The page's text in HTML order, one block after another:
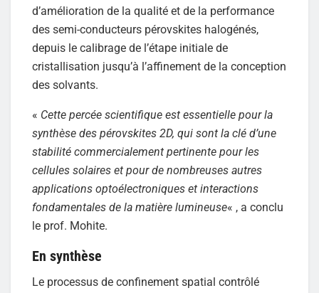
d’amélioration de la qualité et de la performance
des semi-conducteurs pérovskites halogénés,
depuis le calibrage de l’étape initiale de
cristallisation jusqu’à l’affinement de la conception
des solvants.
« Cette percée scientifique est essentielle pour la
synthèse des pérovskites 2D, qui sont la clé d’une
stabilité commercialement pertinente pour les
cellules solaires et pour de nombreuses autres
applications optoélectroniques et interactions
fondamentales de la matière lumineuse« , a conclu
le prof. Mohite.
En synthèse
Le processus de confinement spatial contrôlé